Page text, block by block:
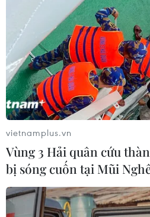
vietnamplus.vn
Vùng 3 Hải quân cứu
bị sóng cuốn tại Mũi